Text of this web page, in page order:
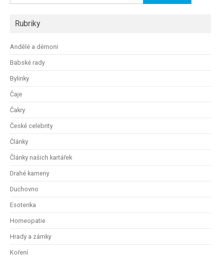
Rubriky
Andělé a démoni
Babské rady
Bylinky
Čaje
Čakry
České celebrity
Články
Články našich kartářek
Drahé kameny
Duchovno
Esoterika
Homeopatie
Hrady a zámky
Koření